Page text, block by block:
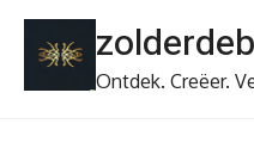
Ontdek. Creëer.